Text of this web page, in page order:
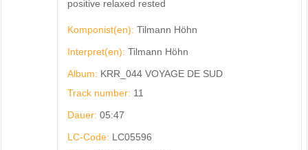
positive relaxed rested
Komponist(en): Tilmann Höhn
Interpret(en): Tilmann Höhn
Album: KRR_044 VOYAGE DE SUD
Track number: 11
Dauer: 05:47
LC-Code: LC05596